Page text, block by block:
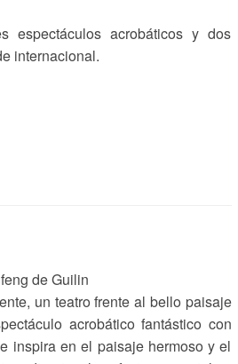
espectáculos acrobáticos y dos
internacional.
de Guilin
un teatro frente al bello paisaje
acrobático fantástico con
inspira en el paisaje hermoso y el